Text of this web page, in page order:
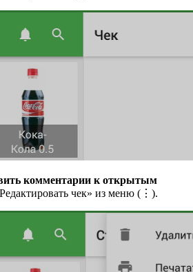
комментарии к открытым
чек» из меню (⋮).